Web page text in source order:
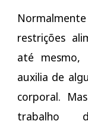
restrições
até mesmo,
auxilia de
corporal.
trabalho